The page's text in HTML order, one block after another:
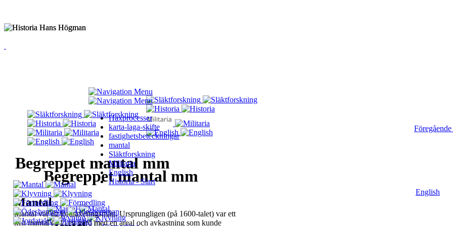
Begreppet mantal mm
English
Mantal
Mantal var ettjordtaxeringsmått. Ursprungligen (på 1600-talet) var ett
helt mantal (1/1) en gård meden areal och avkastning som kunde
Begreppet mantal mm
Häxprocesser
karta-laga-skifte
fastighetsbeteckningar
mantal
Släktforskning
Militaria
English
Historia - Start